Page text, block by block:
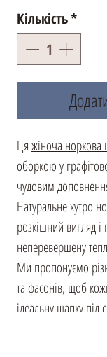
Кількість*
Цяжіноча норкова
оборкою у
чудовим
Натуральне хутро
розкішний вигляд
неперевершену
Ми пропонуємо
та фасонів, щоб
ідеальну шапку під